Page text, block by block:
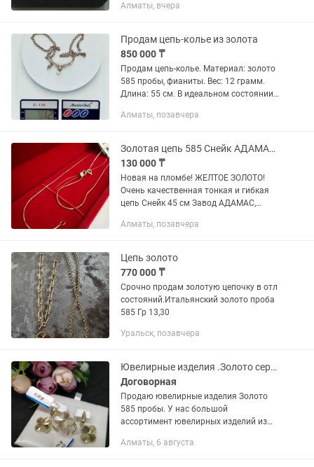
см. Ширина = 0, 7 см.
Алматы, вчера
Продам цепь-колье из золота
850 000 ₸
Продам цепь-колье. Материал: золото
585 пробы, фианиты. Вес: 12 грамм.
Длина: 55 см. В идеальном состоянии.
я так ни разу и не надела. Не подошло
Алматы, позавчера
Золотая цепь 585 Снейк АДАМАС, желтое золото
130 000 ₸
Новая на пломбе! ЖЕЛТОЕ ЗОЛОТО!
Очень качественная тонкая и гибкая
цепь Снейк 45 см Завод АДАМАС,
Алматы, позавчера
Цепь золото
770 000 ₸
Срочно продам золотую цепочку в отл
состояний.Итальянский золото проба
585 Гр 13,30
Уральск, позавчера
Ювелирные изделия .Золото серьги
Договорная
Продаю ювелирные изделия Золото
585 пробы. У нас большой
ассортимент ювелирных изделий из
жизни: Той, Кудалык, Свадьба, Сырга
Алматы, 6 августа